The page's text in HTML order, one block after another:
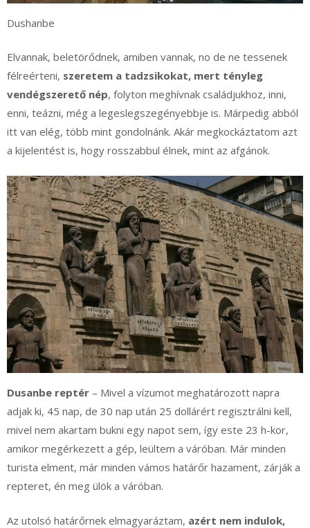
Dushanbe
Elvannak, beletörődnek, amiben vannak, no de ne tessenek
félreérteni, szeretem a tadzsikokat, mert tényleg
vendégszerető nép, folyton meghívnak családjukhoz, inni,
enni, teázni, még a legeslegszegényebbje is. Márpedig abból
itt van elég, több mint gondolnánk. Akár megkockáztatom azt
a kijelentést is, hogy rosszabbul élnek, mint az afgánok.
Dusanbe reptér – Mivel a vízumot meghatározott napra
adjak ki, 45 nap, de 30 nap után 25 dollárért regisztrálni kell,
mivel nem akartam bukni egy napot sem, így este 23 h-kor,
amikor megérkezett a gép, leültem a váróban. Már minden
turista elment, már minden vámos határőr hazament, zárják a
repteret, én meg ülök a váróban.
Az utolsó határőrnek elmagyaráztam, azért nem indulok,